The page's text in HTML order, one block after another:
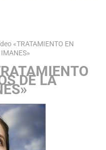
«TRATAMIENTO EN
DE LA